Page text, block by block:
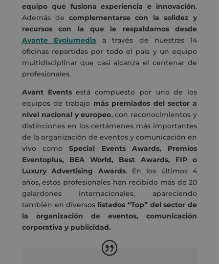
equipo que fusiona experiencia e innovación.
Además decomplementarse con la solidez y
recursos con la que le respaldamos desde
Avante Evolumedia a través de nuestras 14
oficinas repartidas por todo el país y un equipo
multidisciplinar que casi alcanza el centenar de
profesionales.
Avant Eventsestá compuesto por uno de los
equipos de trabajo más premiados del sector a
nivel nacional y europeo, con reconocimientos y
distinciones en los certámenes más importantes
de la organización de eventos y comunicación en
vivo comoSpecial Events Awards, Premios
Eventoplus, BEA World, Best Awards, FIP o
Luxury Advertising Awards. En los últimos 4
años, estos profesionales han recibido más de 20
galardones internacionales, apareciendo
también en diversos listados “Top” del sector de
la organización de eventos, comunicación
corporativa y publicidad.